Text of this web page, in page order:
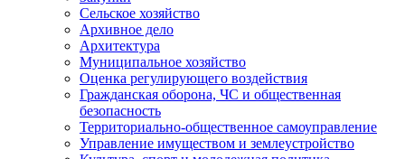
Сельское хозяйство
Архивное дело
Архитектура
Муниципальное хозяйство
Оценка регулирующего воздействия
Гражданская оборона, ЧС и общественная
безопасность
Территориально-общественное самоуправление
Управление имуществом и землеустройство